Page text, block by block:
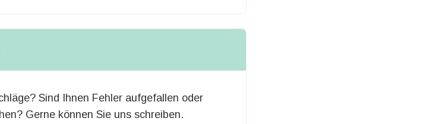
Sind Ihnen Fehler aufgefallen oder
Gerne können Sie uns schreiben.